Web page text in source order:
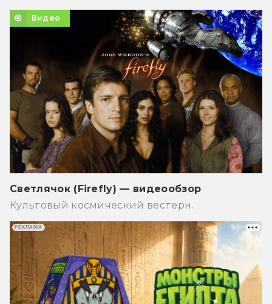
Видео
Светлячок (Firefly) — видеообзор
Культовый космический вестерн.
РЕКЛАМА